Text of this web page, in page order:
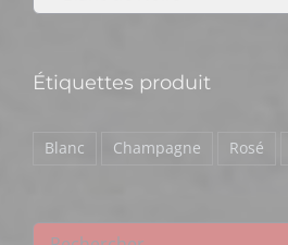
Étiquettes produit
Blanc Champagne Rosé